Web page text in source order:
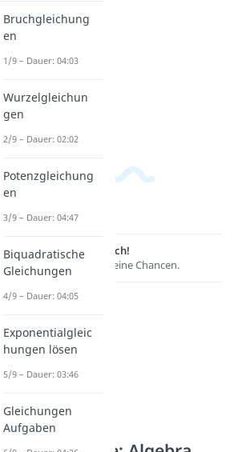
Lernen lohnt sich!
Entdecke hier deine Chancen.
Bruchgleichung
en
1/9 – Dauer: 04:03
Wurzelgleichun
gen
2/9 – Dauer: 02:02
Potenzgleichung
en
3/9 – Dauer: 04:47
Biquadratische
Gleichungen
4/9 – Dauer: 04:05
Exponentialgleic
hungen lösen
5/9 – Dauer: 03:46
Gleichungen
Aufgaben